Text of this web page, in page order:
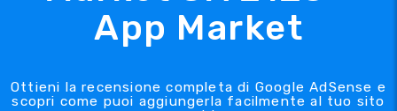
App Market
Ottieni la recensione completa di Google AdSense e
scopri come puoi aggiungerla facilmente al tuo sito